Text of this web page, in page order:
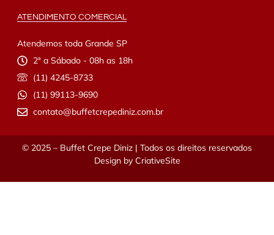
ATENDIMENTO COMERCIAL
Atendemos toda Grande SP
2ª a Sábado - 08h as 18h
(11) 4245-8733
(11) 99113-9690
contato@buffetcrepediniz.com.br
© 2025 – Buffet Crepe Diniz | Todos os direitos reservados
Design by CriativeSite